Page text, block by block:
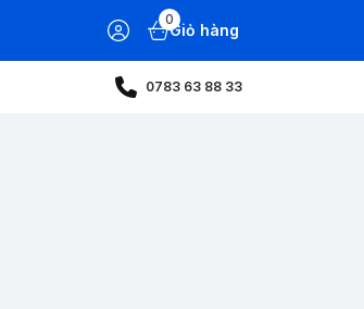
0
Giỏ hàng
0783 63 88 33